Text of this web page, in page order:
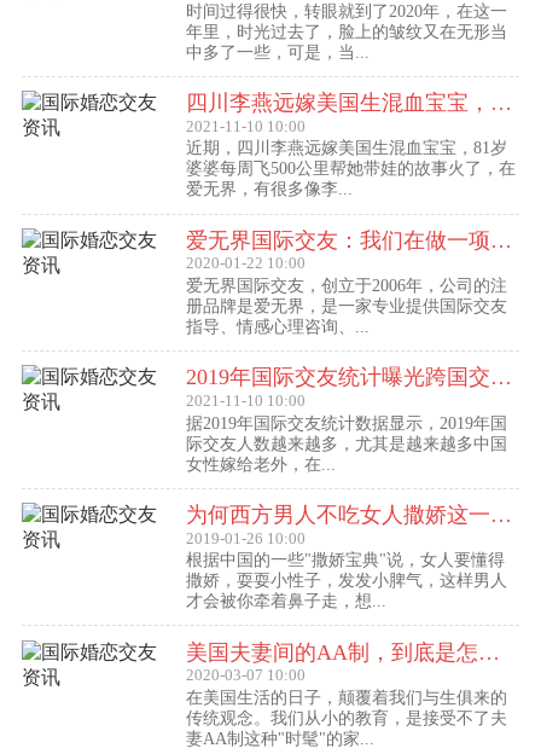
时间过得很快，转眼就到了2020年，在这一
年里，时光过去了，脸上的皱纹又在无形当
中多了一些，可是，当...
四川李燕远嫁美国生混血宝宝，这些跨国交友的真实故事可能你还没听过！
2021-11-10 10:00
近期，四川李燕远嫁美国生混血宝宝，81岁
婆婆每周飞500公里帮她带娃的故事火了，在
爱无界，有很多像李...
爱无界国际交友：我们在做一项关于女人幸福的事业
2020-01-22 10:00
爱无界国际交友，创立于2006年，公司的注
册品牌是爱无界，是一家专业提供国际交友
指导、情感心理咨询、...
2019年国际交友统计曝光跨国交友惊人内幕：女性嫁给老外比男士娶外国老婆数量更多
2021-11-10 10:00
据2019年国际交友统计数据显示，2019年国
际交友人数越来越多，尤其是越来越多中国
女性嫁给老外，在...
为何西方男人不吃女人撒娇这一套？
2019-01-26 10:00
根据中国的一些"撒娇宝典"说，女人要懂得
撒娇，耍耍小性子，发发小脾气，这样男人
才会被你牵着鼻子走，想...
美国夫妻间的AA制，到底是怎么回事？
2020-03-07 10:00
在美国生活的日子，颠覆着我们与生俱来的
传统观念。我们从小的教育，是接受不了夫
妻AA制这种"时髦"的家...